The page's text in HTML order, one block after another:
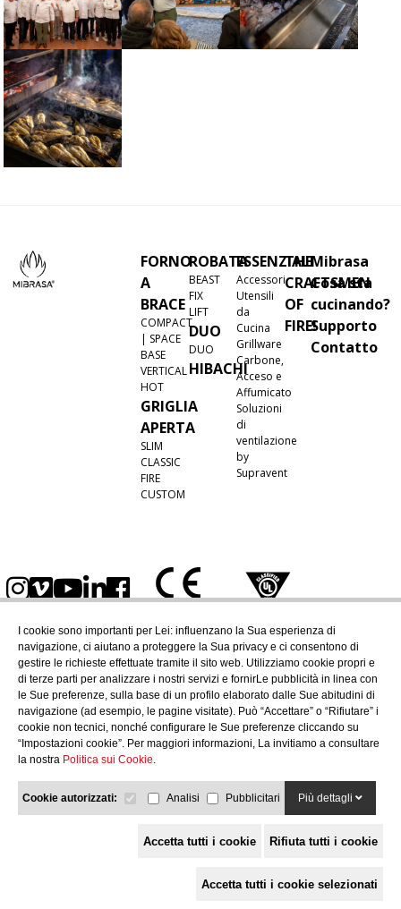
I cookie sono importanti per Lei: influenzano la Sua esperienza di
navigazione, ci aiutano a proteggere la Sua privacy e ci consentono di
gestire le richieste effettuate tramite il sito web. Utilizziamo cookie propri e
di terze parti per analizzare i nostri servizi e fornirLe pubblicità in linea con
le Sue preferenze, sulla base di un profilo elaborato dalle Sue abitudini di
navigazione (ad esempio, le pagine visitate). Può “Accettare” o “Rifiutare” i
cookie non tecnici, nonché configurare le Sue preferenze cliccando su
“Impostazioni cookie”. Per maggiori informazioni, La invitiamo a consultare
la nostra Politica sui Cookie.
Cookie autorizzati: Analisi Pubblicitari Più dettagli
Accetta tutti i cookie Rifiuta tutti i cookie
Accetta tutti i cookie selezionati
FORNO
A
BRACE
COMPACT
| SPACE
BASE
VERTICAL
HOT
GRIGLIA
APERTA
SLIM
CLASSIC
FIRE
CUSTOM
ROBATA
BEAST
FIX
LIFT
DUO
DUO
HIBACHI
ESSENZIALI
Accessori
Utensili
da
Cucina
Grillware
Carbone,
Acceso e
Affumicato
Soluzioni
di
ventilazione
by
Supravent
THE
CRAFTSMEN
OF
FIRE!
Mibrasa
Cosa sta
cucinando?
Supporto
Contatto
riservatezza
cookieRedes